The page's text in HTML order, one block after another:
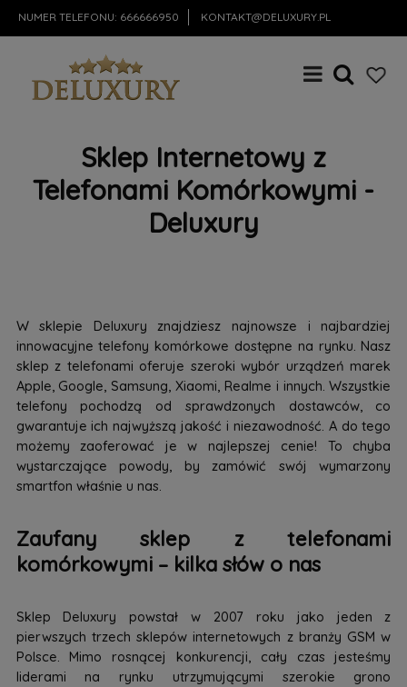
NUMER TELEFONU: 666666950 KONTAKT@DELUXURY.PL
Sklep Internetowy z
Telefonami Komórkowymi -
Deluxury
W sklepie Deluxury znajdziesz najnowsze i najbardziej
innowacyjne telefony komórkowe dostępne na rynku. Nasz
sklep z telefonami oferuje szeroki wybór urządzeń marek
Apple, Google, Samsung, Xiaomi, Realme i innych. Wszystkie
telefony pochodzą od sprawdzonych dostawców, co
gwarantuje ich najwyższą jakość i niezawodność. A do tego
możemy zaoferować je w najlepszej cenie! To chyba
wystarczające powody, by zamówić swój wymarzony
smartfon właśnie u nas.
Zaufany sklep z telefonami
komórkowymi – kilka słów o nas
Sklep Deluxury powstał w 2007 roku jako jeden z
pierwszych trzech sklepów internetowych z branży GSM w
Polsce. Mimo rosnącej konkurencji, cały czas jesteśmy
liderami na rynku utrzymującymi szerokie grono